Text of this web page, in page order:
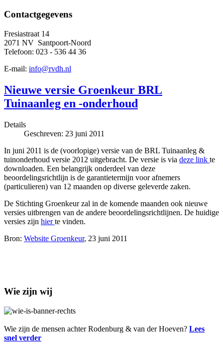
Contactgegevens
Fresiastraat 14
2071 NV Santpoort-Noord
Telefoon: 023 - 536 44 36
E-mail: info@rvdh.nl
Nieuwe versie Groenkeur BRL
Tuinaanleg en -onderhoud
Details
Geschreven: 23 juni 2011
In juni 2011 is de (voorlopige) versie van de BRL Tuinaanleg &
tuinonderhoud versie 2012 uitgebracht. De versie is via deze link te
downloaden. Een belangrijk onderdeel van deze
beoordelingsrichtlijn is de garantietermijn voor afnemers
(particulieren) van 12 maanden op diverse geleverde zaken.
De Stichting Groenkeur zal in de komende maanden ook nieuwe
versies uitbrengen van de andere beoordelingsrichtlijnen. De huidige
versies zijn hierte vinden.
Bron: Website Groenkeur, 23 juni 2011
Wie zijn wij
Wie zijn de mensen achter Rodenburg & van der Hoeven? Lees
snel verder